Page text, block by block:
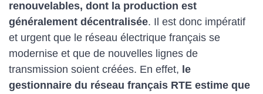
renouvelables, dont la production est
généralement décentralisée. Il est donc impératif
et urgent que le réseau électrique français se
modernise et que de nouvelles lignes de
transmission soient créées. En effet, le
gestionnaire du réseau français RTE estime que